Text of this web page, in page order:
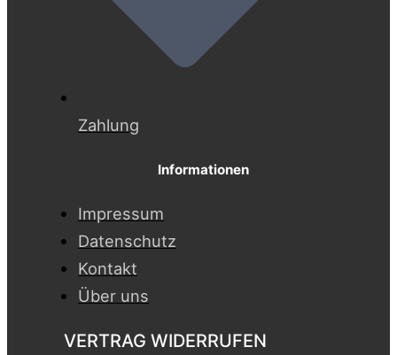
Zahlung
Informationen
Impressum
Datenschutz
Kontakt
Über uns
VERTRAG WIDERRUFEN